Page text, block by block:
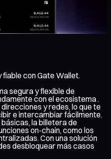
con Gate Wallet.
segura y flexible de
con el ecosistema .
y redes, lo que te
e intercambiar fácilmente.
la billetera de
on-chain, como los
Con una solución
desbloquear más casos